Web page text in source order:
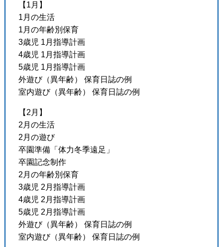
【1月】
1月の生活
1月の年齢別保育
3歳児 1月指導計画
4歳児 1月指導計画
5歳児 1月指導計画
外遊び（異年齢） 保育日誌の例
室内遊び（異年齢） 保育日誌の例
【2月】
2月の生活
2月の遊び
卒園準備「体力冬季遠足」
卒園記念制作
2月の年齢別保育
3歳児 2月指導計画
4歳児 2月指導計画
5歳児 2月指導計画
外遊び（異年齢） 保育日誌の例
室内遊び（異年齢） 保育日誌の例